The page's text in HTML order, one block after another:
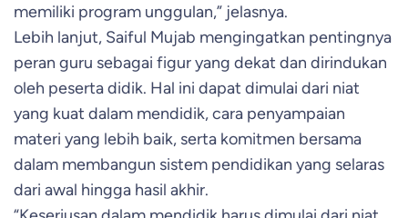
memiliki program unggulan,” jelasnya.
Lebih lanjut, Saiful Mujab mengingatkan pentingnya
peran guru sebagai figur yang dekat dan dirindukan
oleh peserta didik. Hal ini dapat dimulai dari niat
yang kuat dalam mendidik, cara penyampaian
materi yang lebih baik, serta komitmen bersama
dalam membangun sistem pendidikan yang selaras
dari awal hingga hasil akhir.